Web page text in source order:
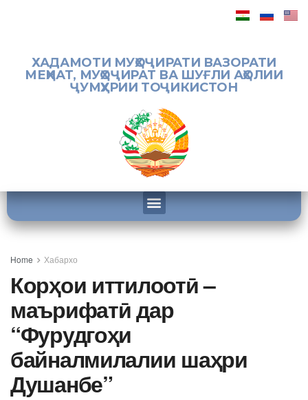
ХАДАМОТИ МУҲОҶИРАТИ ВАЗОРАТИ
МЕҲНАТ, МУҲОҶИРАТ ВА ШУҒЛИ АҲОЛИИ
ҶУМҲУРИИ ТОҶИКИСТОН
Home Хабархо
Корҳои иттилоотӣ –
маърифатӣ дар
“Фурудгоҳи
байналмилалии шаҳри
Душанбе”